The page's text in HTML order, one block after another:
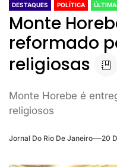
DESTAQUES POLÍTICA
Monte
reformado
religiosas
Monte Horebe é
religiosos
Jornal Do Rio De Janeiro 20